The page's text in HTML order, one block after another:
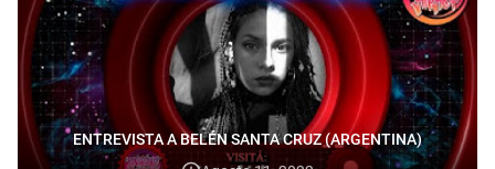
ENTREVISTA A BELÉN SANTA CRUZ (ARGENTINA)